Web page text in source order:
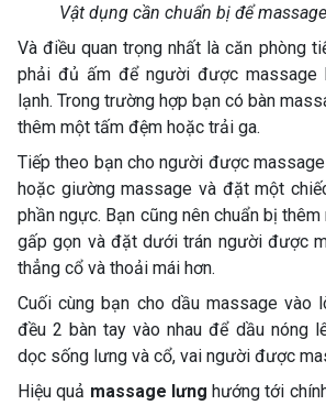
Vật dụng cần chuẩn bị để
Và điều quan trọng nhất là căn phòng
phải đủ ấm để người được massage
lạnh. Trong trường hợp bạn có bàn
thêm một tấm đệm hoặc trải ga.
Tiếp theo bạn cho người được
hoặc giường massage và đặt một
phần ngực. Bạn cũng nên chuẩn bị
gấp gọn và đặt dưới trán người được
thẳng cổ và thoải mái hơn.
Cuối cùng bạn cho dầu massage vào
đều 2 bàn tay vào nhau để dầu nóng
dọc sống lưng và cổ, vai người được
Hiệu quả massage lưng hướng tới